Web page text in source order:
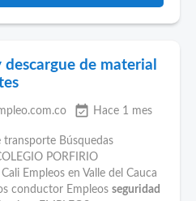
de material
event_available Hace 1 mes
Búsquedas
PORFIRIO
Empleos en Valle del Cauca
conductor Empleos seguridad